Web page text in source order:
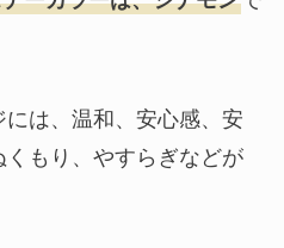
は、温和、安心感、安
もり、やすらぎなどが